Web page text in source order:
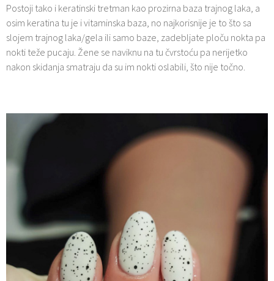
Postoji tako i keratinski tretman kao prozirna baza trajnog laka, a
osim keratina tu je i vitaminska baza, no najkorisnije je to što sa
slojem trajnog laka/gela ili samo baze, zadebljate ploču nokta pa
nokti teže pucaju. Žene se naviknu na tu čvrstoću pa nerijetko
nakon skidanja smatraju da su im nokti oslabili, što nije točno.